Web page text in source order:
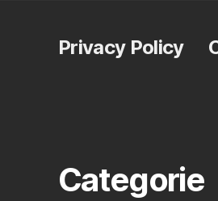
Privacy Policy
Categorie